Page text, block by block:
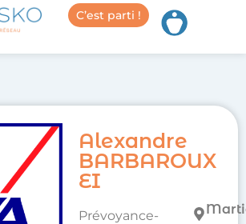
C’est parti !
Alexandre
BARBAROUX
EI
Prévoyance-